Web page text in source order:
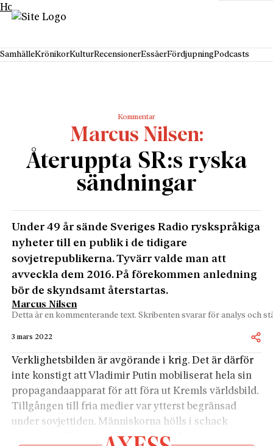
Hoppa till innehåll
SamhälleKrönikorKulturRecensionerEssäerFördjupningPodcasts
Kommentar
Marcus Nilsen
Återuppta SR:s ryska
sändningar
Under 49 år sände Sveriges Radio ryskspråkiga
nyheter till en publik i de tidigare
sovjetrepublikerna. Tyvärr valde man att
avveckla dem 2016. På förekommen anledning
bör de skyndsamt återstartas.
Marcus Nilsen
Detta är en kommenterande text. Skribenten svarar för analys och
3 mars 2022
Verklighetsbilden är avgörande i krig. Det är därför
inte konstigt att Vladimir Putin mobiliserat hela sin
propagandaapparat för att föra ut Kremls världsbild.
Tillgången till fria medier var ytterst begränsad
under sovjettiden. Människorna hölls i schack
genom statlig repression och ovetskap om